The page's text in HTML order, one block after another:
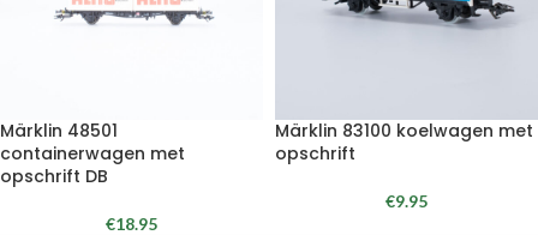
Märklin 48501
containerwagen met
opschrift DB
€18.95
Märklin 83100 koelwagen met
opschrift
€9.95